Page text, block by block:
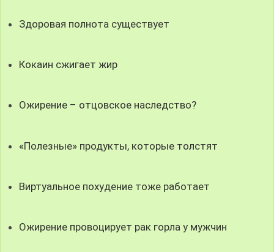
Здоровая полнота существует
Кокаин сжигает жир
Ожирение – отцовское наследство?
«Полезные» продукты, которые толстят
Виртуальное похудение тоже работает
Ожирение провоцирует рак горла у мужчин